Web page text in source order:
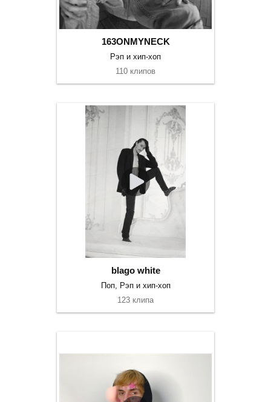
163ONMYNECK
Рэп и хип-хоп
110 клипов
blago white
Поп, Рэп и хип-хоп
123 клипа